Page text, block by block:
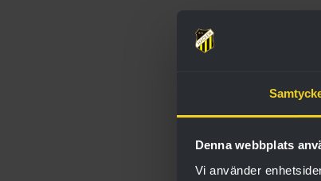
Denna webbplats
Vi använder